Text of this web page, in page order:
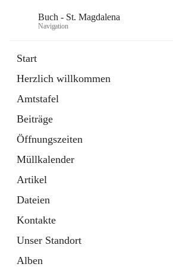
Buch - St. Magdalena
Navigation
Start
Herzlich willkommen
Amtstafel
Beiträge
Öffnungszeiten
Müllkalender
Artikel
Dateien
Kontakte
Unser Standort
Alben